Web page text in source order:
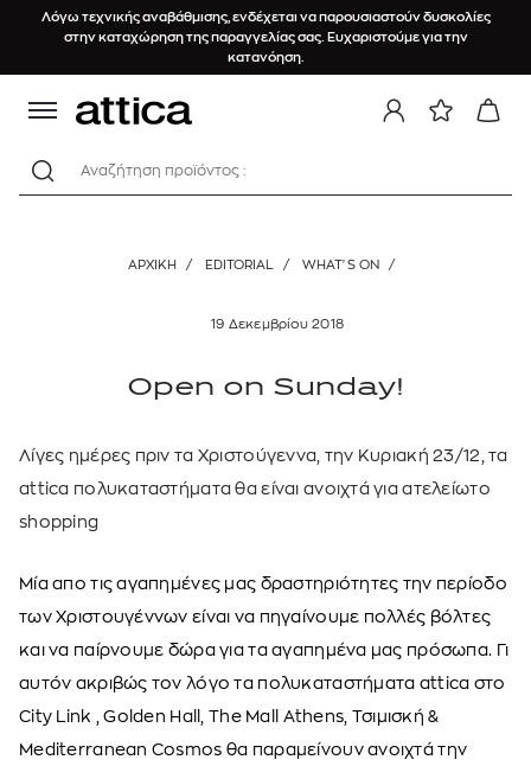
Λόγω τεχνικής αναβάθμισης, ενδέχεται να παρουσιαστούν δυσκολίες
στην καταχώρηση της παραγγελίας σας. Ευχαριστούμε για την
κατανόηση.
Αναζήτηση προϊόντος :
ΑΡΧΙΚΉ / EDITORIAL / WHAT'S ON /
19 Δεκεμβρίου 2018
Open on Sunday!
Λίγες ημέρες πριν τα Χριστούγεννα, την Κυριακή 23/12, τα
attica πολυκαταστήματα θα είναι ανοιχτά για ατελείωτο
shopping
Μία απο τις αγαπημένες μας δραστηριότητες την περίοδο
των Χριστουγέννων είναι να πηγαίνουμε πολλές βόλτες
και να παίρνουμε δώρα για τα αγαπημένα μας πρόσωπα. Γι
αυτόν ακριβώς τον λόγο τα πολυκαταστήματα attica στο
City Link , Golden Hall, The Mall Athens, Τσιμισκή &
Mediterranean Cosmos θα παραμείνουν ανοιχτά την